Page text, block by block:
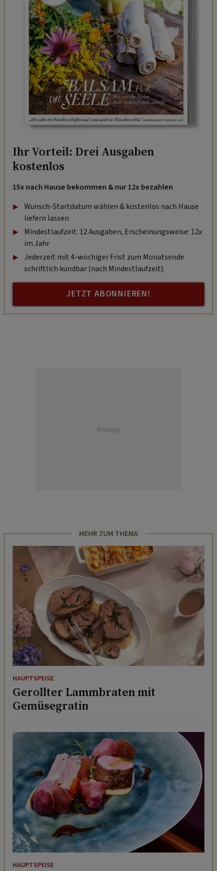
Ihr Vorteil: Drei Ausgaben
kostenlos
15x nach Hause bekommen & nur 12x bezahlen
Wunsch-Startdatum wählen & kostenlos nach Hause
liefern lassen
Mindestlaufzeit: 12 Ausgaben, Erscheinungsweise: 12x
im Jahr
Jederzeit mit 4-wöchiger Frist zum Monatsende
schriftlich kündbar (nach Mindestlaufzeit).
JETZT ABONNIEREN!
Anzeige
MEHR ZUM THEMA
HAUPTSPEISE
Gerollter Lammbraten mit
Gemüsegratin
HAUPTSPEISE